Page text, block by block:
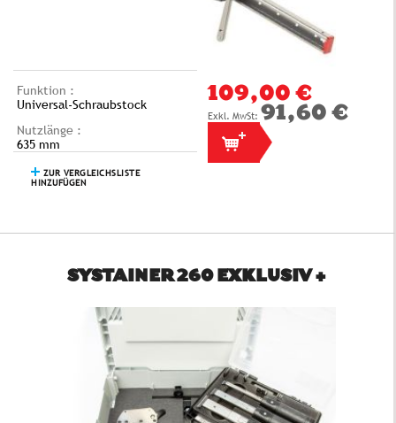
Funktion :
Universal-Schraubstock
Nutzlänge :
635 mm
ZUR VERGLEICHSLISTE
HINZUFÜGEN
109,00 €
91,60 €
SYSTAINER 260 EXKLUSIV +